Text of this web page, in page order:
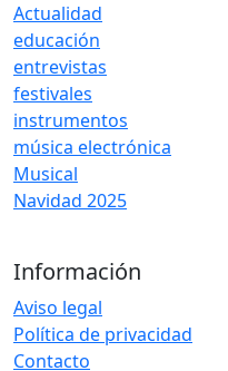
Actualidad
educación
entrevistas
festivales
instrumentos
música electrónica
Musical
Navidad 2025
Información
Aviso legal
Política de privacidad
Contacto